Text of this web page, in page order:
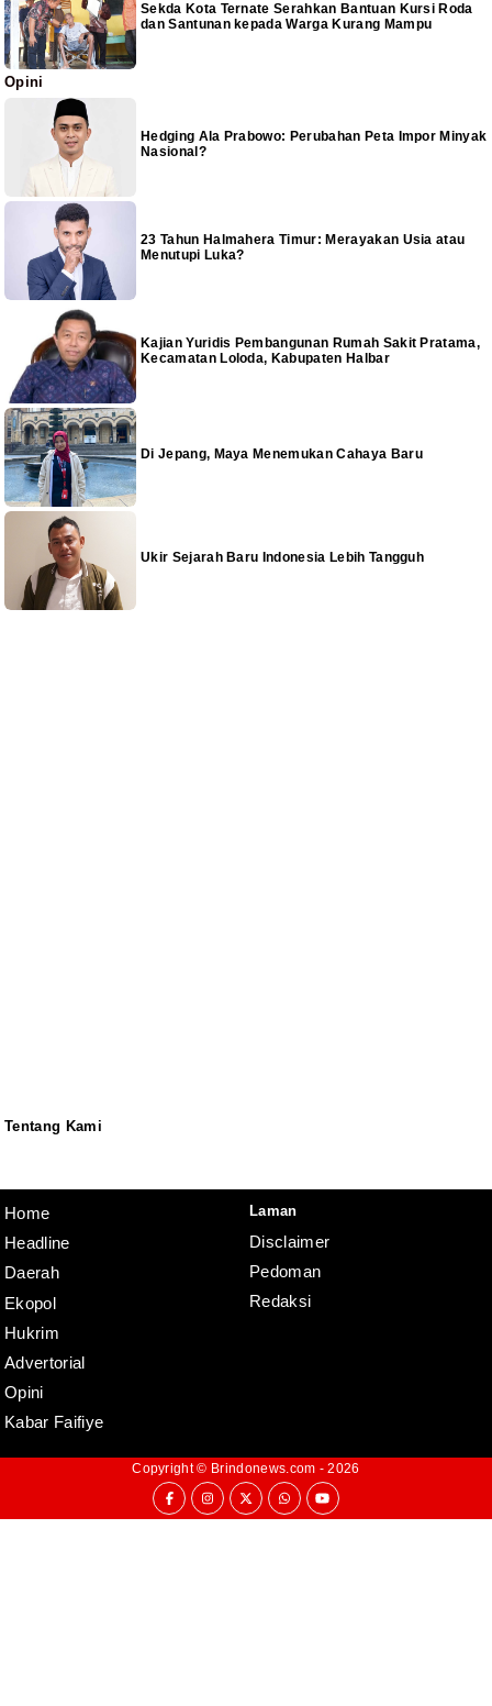
Sekda Kota Ternate Serahkan Bantuan Kursi Roda
dan Santunan kepada Warga Kurang Mampu
Opini
Hedging Ala Prabowo: Perubahan Peta Impor Minyak
Nasional?
23 Tahun Halmahera Timur: Merayakan Usia atau
Menutupi Luka?
Kajian Yuridis Pembangunan Rumah Sakit Pratama,
Kecamatan Loloda, Kabupaten Halbar
Di Jepang, Maya Menemukan Cahaya Baru
Ukir Sejarah Baru Indonesia Lebih Tangguh
Tentang Kami
Home
Headline
Daerah
Ekopol
Hukrim
Advertorial
Opini
Kabar Faifiye
Laman
Disclaimer
Pedoman
Redaksi
Copyright © Brindonews.com - 2026